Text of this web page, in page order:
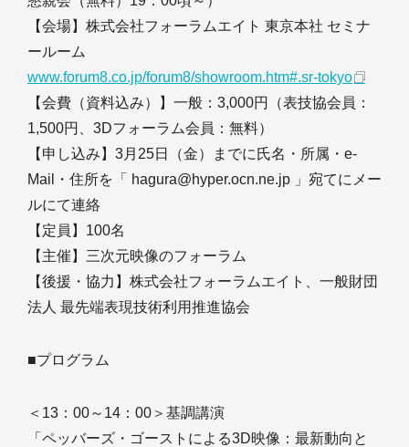
【会場】株式会社フォーラムエイト 東京本社 セミナ
ールーム
www.forum8.co.jp/forum8/showroom.htm#.sr-tokyo
【会費（資料込み）】一般：3,000円（表技協会員：
1,500円、3Dフォーラム会員：無料）
【申し込み】3月25日（金）までに氏名・所属・e-
Mail・住所を「 hagura@hyper.ocn.ne.jp 」宛てにメー
ルにて連絡
【定員】100名
【主催】三次元映像のフォーラム
【後援・協力】株式会社フォーラムエイト、一般財団
法人 最先端表現技術利用推進協会
■プログラム
＜13：00～14：00＞基調講演
「ペッバーズ・ゴーストによる3D映像：最新動向と